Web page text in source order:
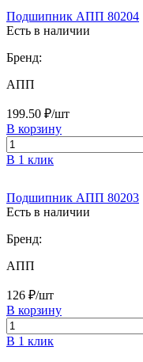
Подшипник АПП 80204
Есть в наличии
Бренд:
АПП
199.50 ₽/шт
В корзину
В 1 клик
Подшипник АПП 80203
Есть в наличии
Бренд:
АПП
126 ₽/шт
В корзину
В 1 клик